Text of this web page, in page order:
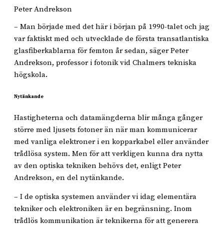
Peter Andrekson
– Man började med det här i början på 1990-talet och jag
var faktiskt med och utvecklade de första transatlantiska
glasfiberkablarna för femton år sedan, säger Peter
Andrekson, professor i fotonik vid Chalmers tekniska
högskola.
Nytänkande
Hastigheterna och datamängderna blir många gånger
större med ljusets fotoner än när man kommunicerar
med vanliga elektroner i en kopparkabel eller använder
trådlösa system. Men för att verkligen kunna dra nytta
av den optiska tekniken behövs det, enligt Peter
Andrekson, en del nytänkande.
– I de optiska systemen använder vi idag elementära
tekniker och elektroniken är en begränsning. Inom
trådlös kommunikation är teknikerna för att generera